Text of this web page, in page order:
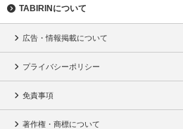
TABIRINについて
広告・情報掲載について
プライバシーポリシー
免責事項
著作権・商標について